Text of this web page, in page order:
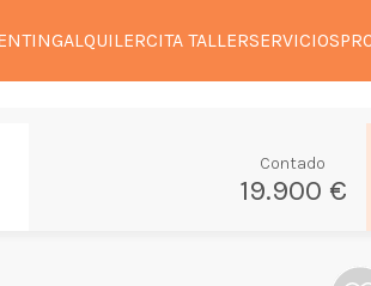
ALQUILERCITA TALLERSERVICIOS
Contado
19.900 €